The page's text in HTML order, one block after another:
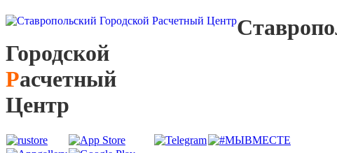
С
Городской
Расчетный
Центр